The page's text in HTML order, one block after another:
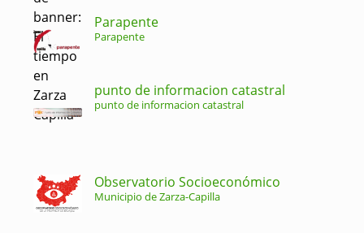
Parapente
Parapente
punto de informacion catastral
punto de informacion catastral
Observatorio Socioeconómico
Municipio de Zarza-Capilla